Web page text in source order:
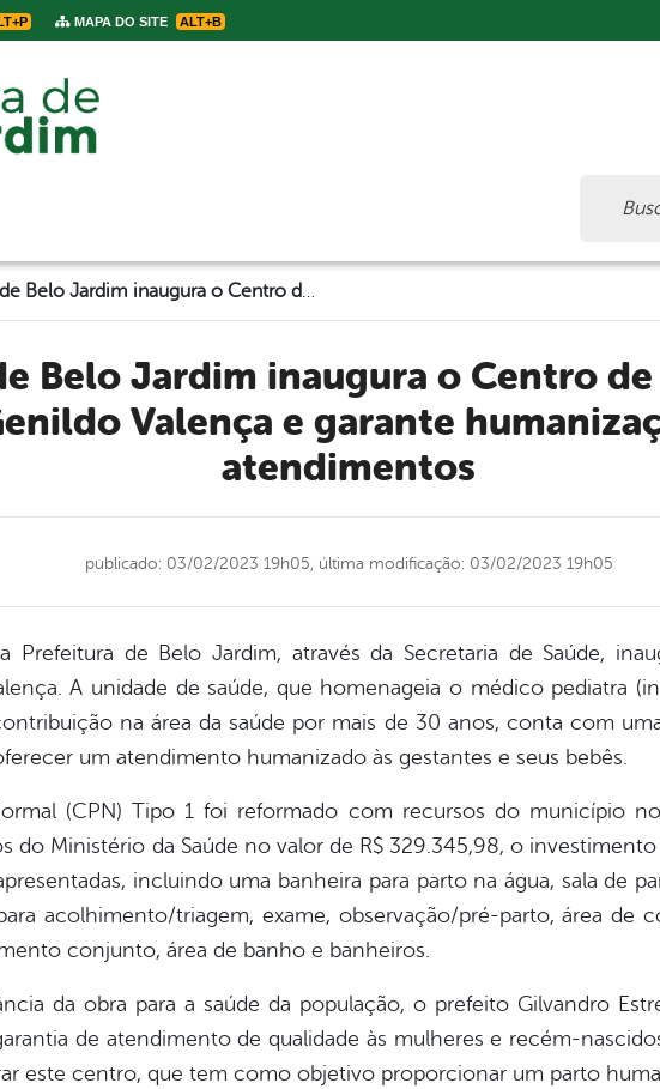
MAPA DO SITE ALT+B
Valença e garante
atendimentos
publicado: 03/02/2023 19h05, última modificação: 03/02/2023 19h05
Prefeitura de Belo Jardim, através da Secretaria de Saúde,
A unidade de saúde, que homenageia o médico pediatra
na área da saúde por mais de 30 anos, conta com
um atendimento humanizado às gestantes e seus bebês.
(CPN) Tipo 1 foi reformado com recursos do município
do Ministério da Saúde no valor de R$ 329.345,98, o
incluindo uma banheira para parto na água, sala de
acolhimento/triagem, exame, observação/pré-parto, área de
conjunto, área de banho e banheiros.
da obra para a saúde da população, o prefeito Gilvandro
de atendimento de qualidade às mulheres e recém-
este centro, que tem como objetivo proporcionar um parto